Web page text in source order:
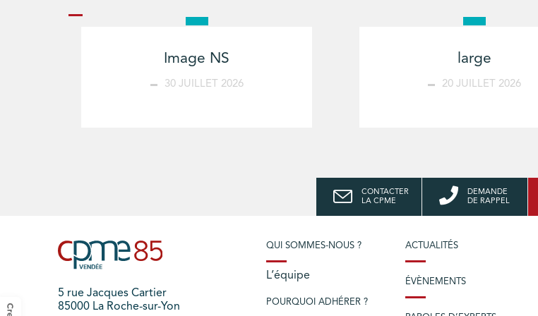
Image NS
30 JUILLET 2026
large
20 JUILLET 2026
CONTACTER
LA CPME
DEMANDE
DE RAPPEL
5 rue Jacques Cartier
85000 La Roche-sur-Yon
QUI SOMMES-NOUS ?
L’équipe
POURQUOI ADHÉRER ?
ACTUALITÉS
ÉVÈNEMENTS